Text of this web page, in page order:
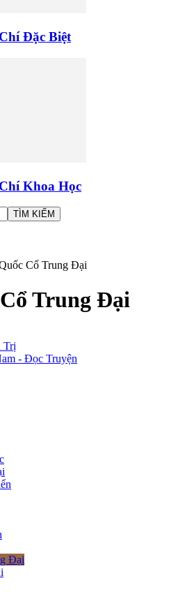
Đặc Biệt
Khoa Học
Cổ Trung Đại
Trung Đại
Trị
- Đọc Truyện
Đại